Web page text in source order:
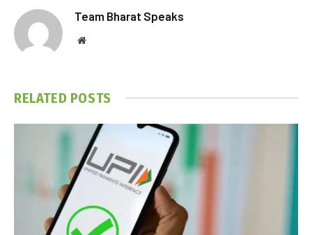
Team Bharat Speaks
Website
RELATED POSTS